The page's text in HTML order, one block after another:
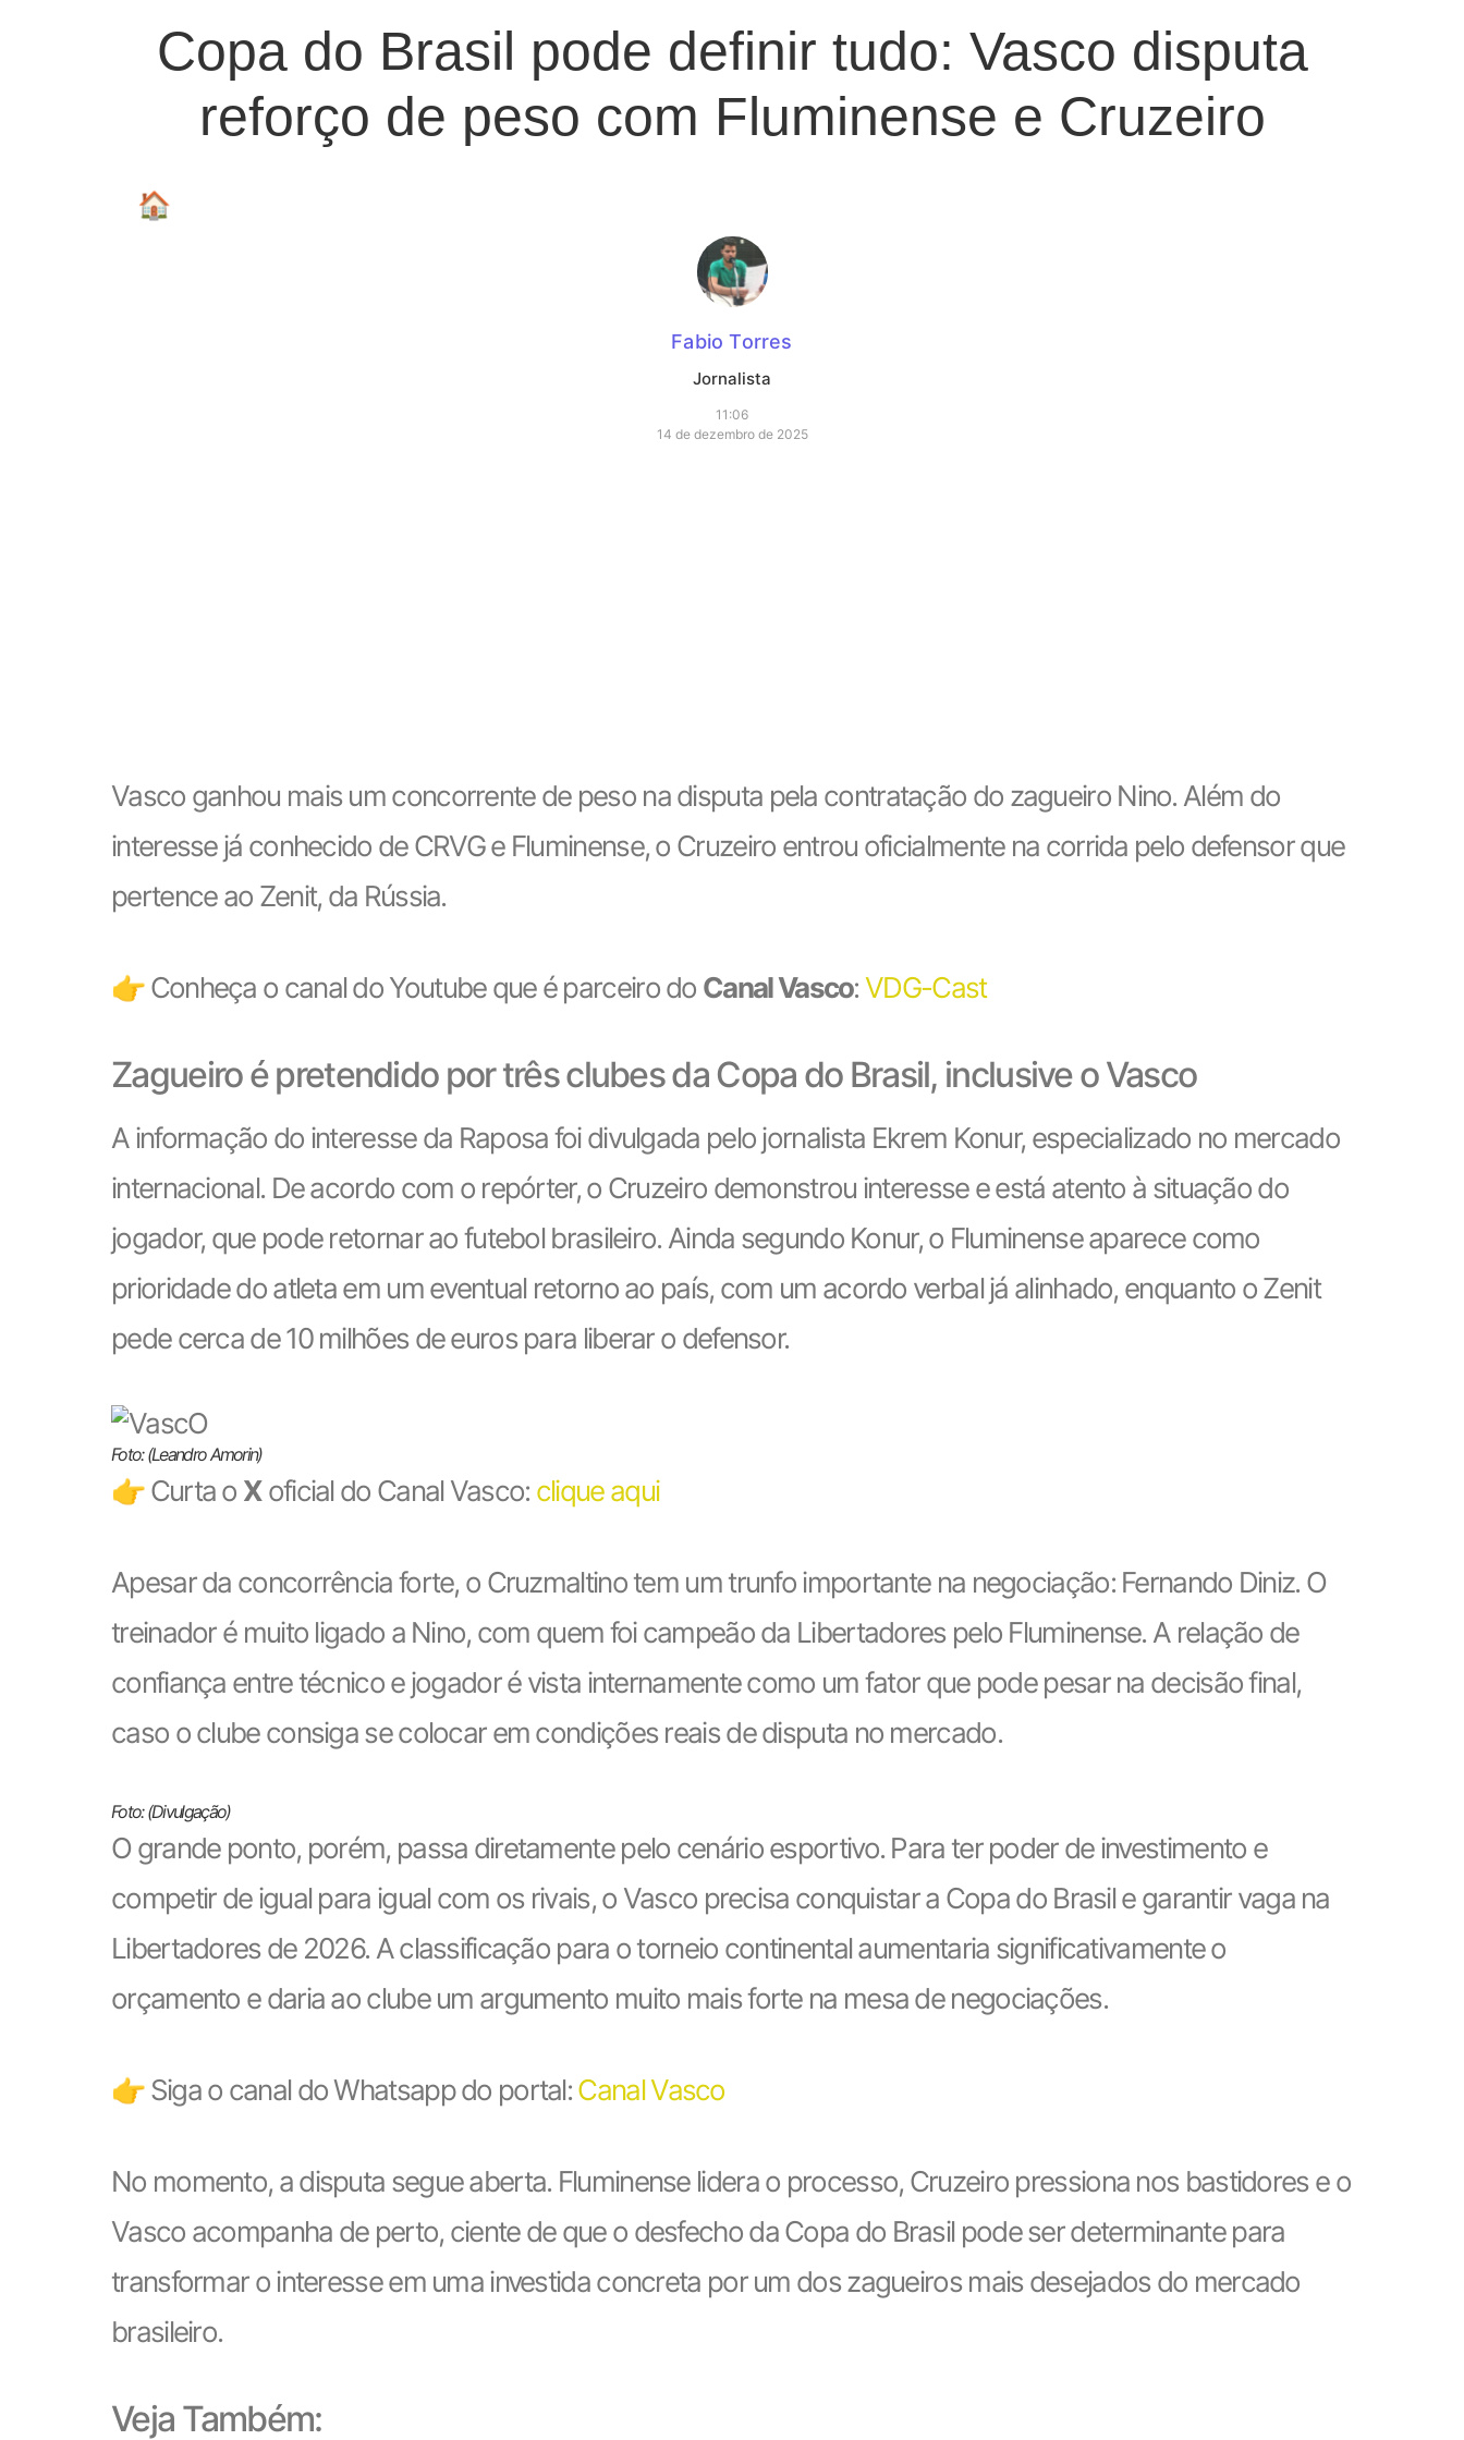
Copa do Brasil pode definir tudo: Vasco disputa
reforço de peso com Fluminense e Cruzeiro
🏠 Voltar para a Home
Fabio Torres
Jornalista
11:06
14 de dezembro de 2025
Vasco ganhou mais um concorrente de peso na disputa pela contratação do zagueiro Nino. Além do
interesse já conhecido de CRVG e Fluminense, o Cruzeiro entrou oficialmente na corrida pelo defensor que
pertence ao Zenit, da Rússia.
👉 Conheça o canal do Youtube que é parceiro do Canal Vasco:VDG-Cast
Zagueiro é pretendido por três clubes da Copa do Brasil, inclusive o Vasco
A informação do interesse da Raposa foi divulgada pelo jornalista Ekrem Konur, especializado no mercado
internacional. De acordo com o repórter, o Cruzeiro demonstrou interesse e está atento à situação do
jogador, que pode retornar ao futebol brasileiro. Ainda segundo Konur, o Fluminense aparece como
prioridade do atleta em um eventual retorno ao país, com um acordo verbal já alinhado, enquanto o Zenit
pede cerca de 10 milhões de euros para liberar o defensor.
Foto: (Leandro Amorin)
👉 Curta o Xoficial do Canal Vasco: clique aqui
Apesar da concorrência forte, o Cruzmaltino tem um trunfo importante na negociação: Fernando Diniz. O
treinador é muito ligado a Nino, com quem foi campeão da Libertadores pelo Fluminense. A relação de
confiança entre técnico e jogador é vista internamente como um fator que pode pesar na decisão final,
caso o clube consiga se colocar em condições reais de disputa no mercado.
Foto: (Divulgação)
O grande ponto, porém, passa diretamente pelo cenário esportivo. Para ter poder de investimento e
competir de igual para igual com os rivais, o Vasco precisa conquistar a Copa do Brasil e garantir vaga na
Libertadores de 2026. A classificação para o torneio continental aumentaria significativamente o
orçamento e daria ao clube um argumento muito mais forte na mesa de negociações.
👉 Siga o canal do Whatsapp do portal:Canal Vasco
No momento, a disputa segue aberta. Fluminense lidera o processo, Cruzeiro pressiona nos bastidores e o
Vasco acompanha de perto, ciente de que o desfecho da Copa do Brasil pode ser determinante para
transformar o interesse em uma investida concreta por um dos zagueiros mais desejados do mercado
brasileiro.
Veja Também: